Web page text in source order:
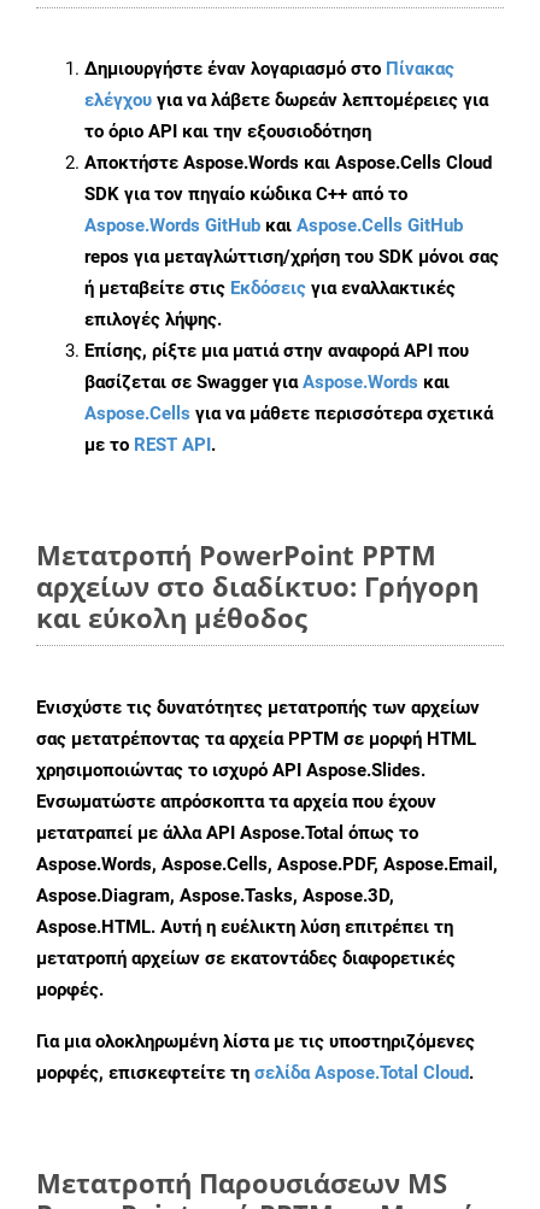
Δημιουργήστε έναν λογαριασμό στο Πίνακας
ελέγχου για να λάβετε δωρεάν λεπτομέρειες για
το όριο API και την εξουσιοδότηση
Αποκτήστε Aspose.Words και Aspose.Cells Cloud
SDK για τον πηγαίο κώδικα C++ από το
Aspose.Words GitHub και Aspose.Cells GitHub
repos για μεταγλώττιση/χρήση του SDK μόνοι σας
ή μεταβείτε στις Εκδόσεις για εναλλακτικές
επιλογές λήψης.
Επίσης, ρίξτε μια ματιά στην αναφορά API που
βασίζεται σε Swagger γιαAspose.Words και
Aspose.Cells για να μάθετε περισσότερα σχετικά
με το REST API.
Μετατροπή PowerPoint PPTM
αρχείων στο διαδίκτυο: Γρήγορη
και εύκολη μέθοδος
Ενισχύστε τις δυνατότητες μετατροπής των αρχείων
σας μετατρέποντας τα αρχεία PPTM σε μορφή HTML
χρησιμοποιώντας το ισχυρό API Aspose.Slides.
Ενσωματώστε απρόσκοπτα τα αρχεία που έχουν
μετατραπεί με άλλα API Aspose.Total όπως το
Aspose.Words, Aspose.Cells, Aspose.PDF, Aspose.Email,
Aspose.Diagram, Aspose.Tasks, Aspose.3D,
Aspose.HTML. Αυτή η ευέλικτη λύση επιτρέπει τη
μετατροπή αρχείων σε εκατοντάδες διαφορετικές
μορφές.
Για μια ολοκληρωμένη λίστα με τις υποστηριζόμενες
μορφές, επισκεφτείτε τη σελίδα Aspose.Total Cloud.
Μετατροπή Παρουσιάσεων MS